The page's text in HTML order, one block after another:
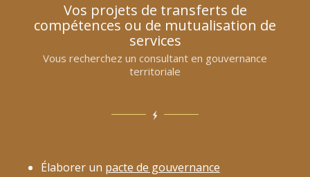
Vos projets de transferts de
compétences ou de mutualisation de
services
Vous recherchez un consultant en gouvernance
territoriale
Élaborer un pacte de gouvernance